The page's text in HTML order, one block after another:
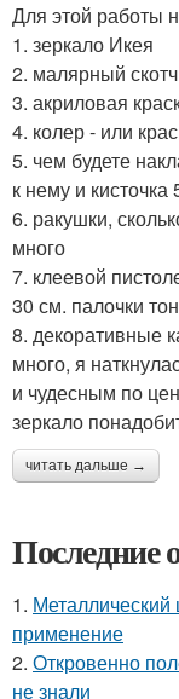
Для этой работы
1. зеркало Икея
2. малярный скотч
3. акриловая
4. колер - или
5. чем будете
к нему и кисточка
6. ракушки,
много
7. клеевой
30 см. палочки
8. декоративные
много, я
и чудесным по
зеркало
читать дальше →
Последние
1. Металлический
применение
2. Откровенно
не знали